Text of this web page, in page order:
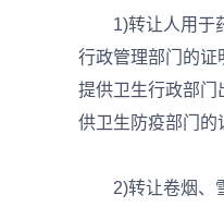
1)转让人用于药
行政管理部门的证
提供卫生行政部门
供卫生防疫部门的
2)转让卷烟、雪